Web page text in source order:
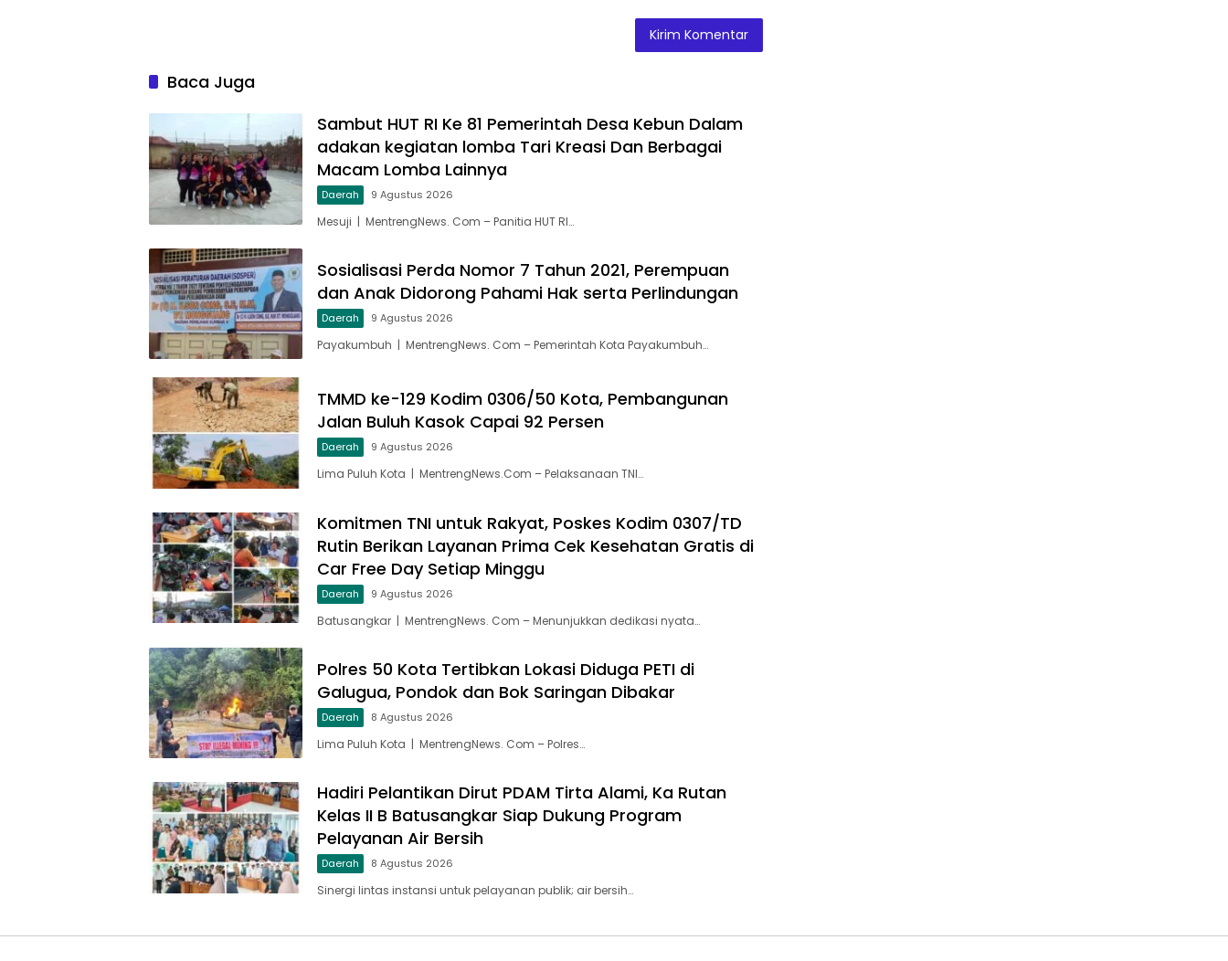
Baca Juga
Sambut HUT RI Ke 81 Pemerintah Desa Kebun Dalam
adakan kegiatan lomba Tari Kreasi Dan Berbagai
Macam Lomba Lainnya
Daerah 9 Agustus 2026
Mesuji | MentrengNews. Com – Panitia HUT RI…
Sosialisasi Perda Nomor 7 Tahun 2021, Perempuan
dan Anak Didorong Pahami Hak serta Perlindungan
Daerah 9 Agustus 2026
Payakumbuh | MentrengNews. Com – Pemerintah Kota Payakumbuh…
TMMD ke-129 Kodim 0306/50 Kota, Pembangunan
Jalan Buluh Kasok Capai 92 Persen
Daerah 9 Agustus 2026
Lima Puluh Kota | MentrengNews.Com – Pelaksanaan TNI…
Komitmen TNI untuk Rakyat, Poskes Kodim 0307/TD
Rutin Berikan Layanan Prima Cek Kesehatan Gratis di
Car Free Day Setiap Minggu
Daerah 9 Agustus 2026
Batusangkar | MentrengNews. Com – Menunjukkan dedikasi nyata…
Polres 50 Kota Tertibkan Lokasi Diduga PETI di
Galugua, Pondok dan Bok Saringan Dibakar
Daerah 8 Agustus 2026
Lima Puluh Kota | MentrengNews. Com – Polres…
Hadiri Pelantikan Dirut PDAM Tirta Alami, Ka Rutan
Kelas II B Batusangkar Siap Dukung Program
Pelayanan Air Bersih
Daerah 8 Agustus 2026
Sinergi lintas instansi untuk pelayanan publik; air bersih…